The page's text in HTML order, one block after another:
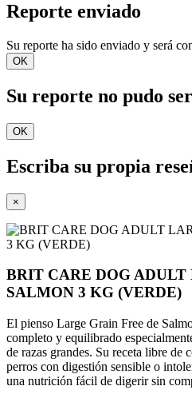
Reporte enviado
Su reporte ha sido enviado y será
OK
Su reporte no pudo
OK
Escriba su propia
×
BRIT CARE DOG
SALMON 3 KG (VERDE)
El pienso Large Grain Free de
completo y equilibrado
de razas grandes. Su receta libre de
perros con digestión sensible o
una nutrición fácil de digerir sin